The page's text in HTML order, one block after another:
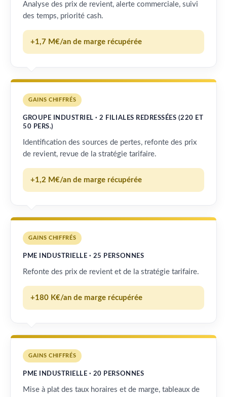
Analyse des prix de revient, alerte commerciale, suivi
des temps, priorité cash.
+1,7 M€/an de marge récupérée
GAINS CHIFFRÉS
GROUPE INDUSTRIEL · 2 FILIALES REDRESSÉES (220 ET
50 PERS.)
Identification des sources de pertes, refonte des prix
de revient, revue de la stratégie tarifaire.
+1,2 M€/an de marge récupérée
GAINS CHIFFRÉS
PME INDUSTRIELLE · 25 PERSONNES
Refonte des prix de revient et de la stratégie tarifaire.
+180 K€/an de marge récupérée
GAINS CHIFFRÉS
PME INDUSTRIELLE · 20 PERSONNES
Mise à plat des taux horaires et de marge, tableaux de